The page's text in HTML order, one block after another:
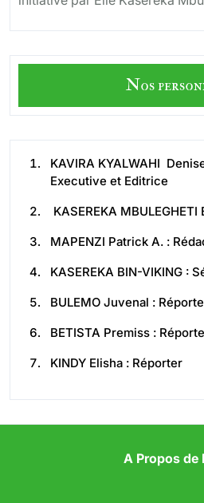
Nos
KAVIRA KYALWAHI
Executive et Editrice
KASEREKA
MAPENZI Patrick A. :
KASEREKA BIN-VIKING :
BULEMO Juvenal :
BETISTA Premiss :
KINDY Elisha : Réporter
A Propos de